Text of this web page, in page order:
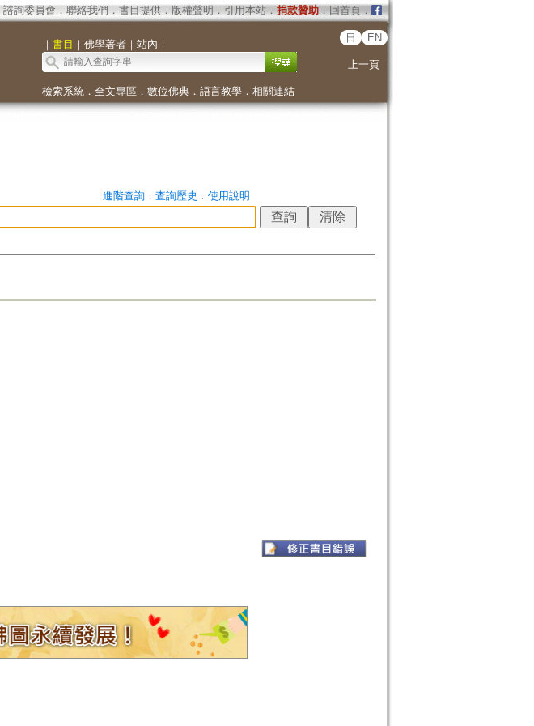
諮詢委員會． 聯絡我們 ． 書目提供． 版權聲明 ． 引用本站． 捐款贊助．回首頁．
｜ 書目 ｜ 佛學著者｜ 站內 ｜
日 EN
上一頁
檢索系統． 全文專區 ． 數位佛典． 語言教學． 相關連結
進階查詢． 查詢歷史 ． 使用說明